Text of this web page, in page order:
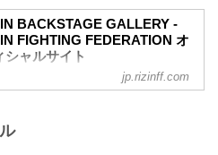
キックボクシングトーナメントル
：3分 3R（61.0kg）
）皇治 vs. 白鳥大珠（WIN）
結果詳細
太郎 v...
BACKSTAGE GALLERY -
FIGHTING FEDERATION オ
シャルサイト
の裏側で選手が見せる真実の素顔。
jp.rizinff.com